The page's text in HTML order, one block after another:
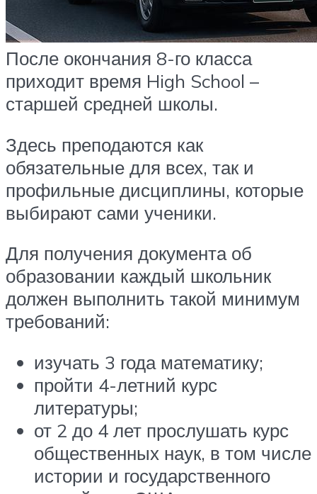
После окончания 8-го класса
приходит время High School –
старшей средней школы.
Здесь преподаются как
обязательные для всех, так и
профильные дисциплины, которые
выбирают сами ученики.
Для получения документа об
образовании каждый школьник
должен выполнить такой минимум
требований:
изучать 3 года математику;
пройти 4-летний курс
литературы;
от 2 до 4 лет прослушать курс
общественных наук, в том числе
истории и государственного